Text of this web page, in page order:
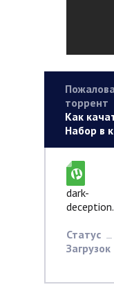
торрент
Как
Набор в
dark-
Статус
Загрузок